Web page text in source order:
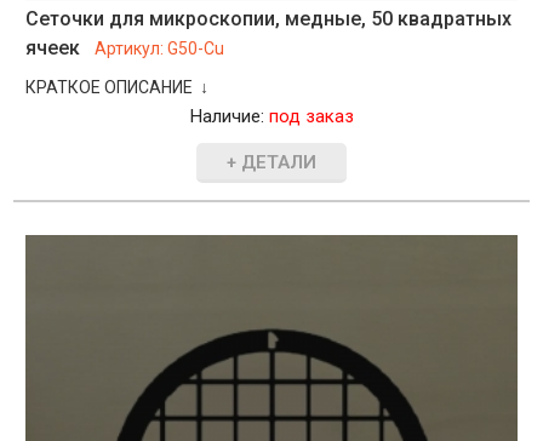
Сеточки для микроскопии, медные, 50 квадратных
ячеек
Артикул:G50-Cu
КРАТКОЕ ОПИСАНИЕ ↓
Наличие: под заказ
+ ДЕТАЛИ